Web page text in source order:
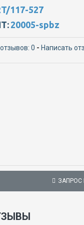
117-527
20005-spbz
0 - Написать